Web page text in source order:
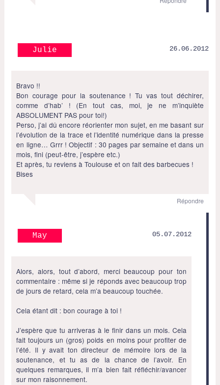
Julie 26.06.2012
Bravo !!
Bon courage pour la soutenance ! Tu vas tout déchirer,
comme d’hab’ ! (En tout cas, moi, je ne m’inquiète
ABSOLUMENT PAS pour toi!)
Perso, j’ai dû encore réorienter mon sujet, en me basant sur
l’évolution de la trace et l’identité numérique dans la presse
en ligne… Grrr ! Objectif : 30 pages par semaine et dans un
mois, fini (peut-être, j’espère etc.)
Et après, tu reviens à Toulouse et on fait des barbecues !
Bises
Répondre
May 05.07.2012
Alors, alors, tout d’abord, merci beaucoup pour ton
commentaire : même si je réponds avec beaucoup trop
de jours de retard, cela m’a beaucoup touchée.
Cela étant dit : bon courage à toi !
J’espère que tu arriveras à le finir dans un mois. Cela
fait toujours un (gros) poids en moins pour profiter de
l’été. Il y avait ton directeur de mémoire lors de la
soutenance, et tu as de la chance de l’avoir. En
quelques remarques, il m’a bien fait réfléchir/avancer
sur mon raisonnement.